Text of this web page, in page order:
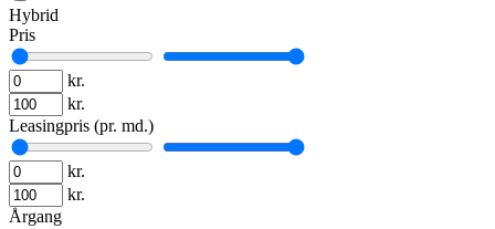
Hybrid
Pris
kr.
kr.
Leasingpris (pr. md.)
kr.
kr.
Årgang